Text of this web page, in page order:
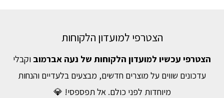
הצטרפי למועדון הלקוחות
הצטרפי עכשיו למועדון הלקוחות של נעה אברמוב וקבלי
עדכונים שווים על מוצרים חדשים, מבצעים בלעדיים והנחות
מיוחדות לפני כולם. אל תפספסי! 💎